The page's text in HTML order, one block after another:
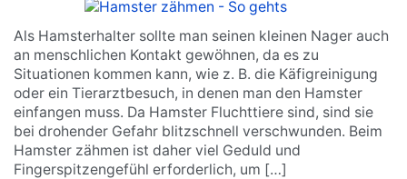
Als Hamsterhalter sollte man seinen kleinen Nager auch
an menschlichen Kontakt gewöhnen, da es zu
Situationen kommen kann, wie z. B. die Käfigreinigung
oder ein Tierarztbesuch, in denen man den Hamster
einfangen muss. Da Hamster Fluchttiere sind, sind sie
bei drohender Gefahr blitzschnell verschwunden. Beim
Hamster zähmen ist daher viel Geduld und
Fingerspitzengefühl erforderlich, um […]